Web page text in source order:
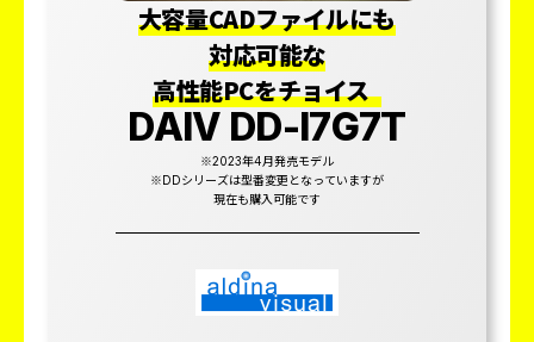
大容量CADファイルにも
対応可能な
高性能PCをチョイス
DAIV DD-I7G7T
※2023年4月発売モデル
※DDシリーズは型番変更となっていますが
現在も購入可能です